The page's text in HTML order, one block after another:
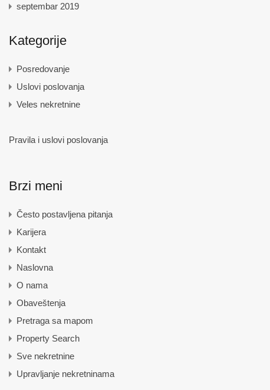
septembar 2019
Kategorije
Posredovanje
Uslovi poslovanja
Veles nekretnine
Pravila i uslovi poslovanja
Brzi meni
Često postavljena pitanja
Karijera
Kontakt
Naslovna
O nama
Obaveštenja
Pretraga sa mapom
Property Search
Sve nekretnine
Upravljanje nekretninama